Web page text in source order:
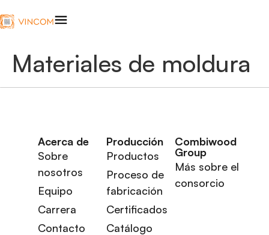
Materiales de moldura
Acerca de
Sobre
nosotros
Equipo
Carrera
Contacto
Producción
Productos
Proceso de
fabricación
Certificados
Catálogo
Combiwood
Group
Más sobre el
consorcio